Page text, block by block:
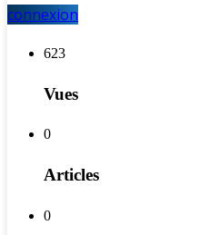
connexion
623
Vues
0
Articles
0